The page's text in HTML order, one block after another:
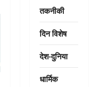
तकनीकी
दिन विशेष
देश-दुनिया
धार्मिक